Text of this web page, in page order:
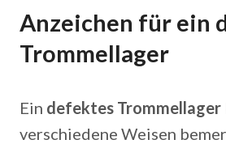
Anzeichen für ein
Trommellager
Ein defektes Trommellager
verschiedene Weisen